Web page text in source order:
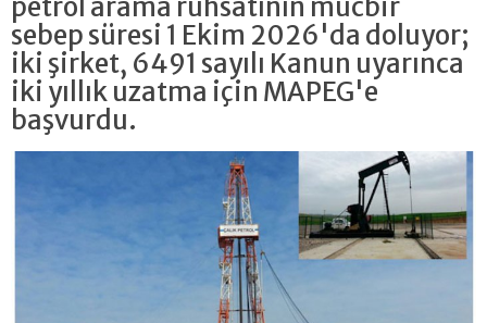
petrol arama ruhsatının mücbir
sebep süresi 1 Ekim 2026'da doluyor;
iki şirket, 6491 sayılı Kanun uyarınca
iki yıllık uzatma için MAPEG'e
başvurdu.